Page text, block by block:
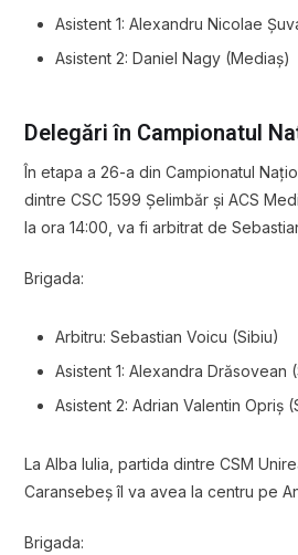
Asistent 1: Alexandru Nicolae
Asistent 2: Daniel Nagy (Mediaș)
Delegări în Campionatul
În etapa a 26-a din Campionatul
dintre CSC 1599 Șelimbăr și ACS
la ora 14:00, va fi arbitrat de
Brigada:
Arbitru: Sebastian Voicu (Sibiu)
Asistent 1: Alexandra Drăsovean
Asistent 2: Adrian Valentin Opriș
La Alba Iulia, partida dintre CSM
Caransebeșîl va avea la centru pe
Brigada: